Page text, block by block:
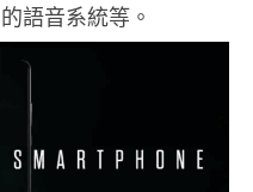
語音系統等。